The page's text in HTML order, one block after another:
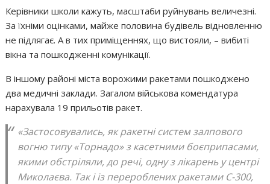
Керівники школи кажуть, масштаби руйнувань величезні.
За їхніми оцінками, майже половина будівель відновленню
не підлягає. А в тих приміщеннях, що вистояли, – вибиті
вікна та пошкодженні комунікації.
В іншому районі міста ворожими ракетами пошкоджено
два медичні заклади. Загалом військова комендатура
нарахувала 19 прильотів ракет.
«Застосовувались, як ракетні систем залпового
вогню типу «Торнадо» з касетними боєприпасами,
якими обстріляли, до речі, одну з лікарень у центрі
Миколаєва. Так і із перероблених ракетами С-300,